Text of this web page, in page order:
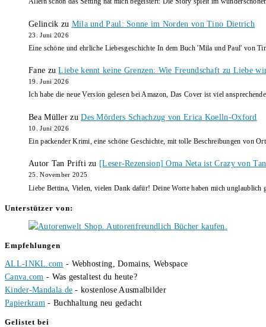
Gelincik zu Mila und Paul: Sonne im Norden von Tino Dietrich
23. Juni 2026
Eine schöne und ehrliche Liebesgeschichte In dem Buch 'Mila und Paul' von
Fane zuLiebe kennt keine Grenzen: Wie Freundschaft zu Liebe
19. Juni 2026
Ich habe die neue Version gelesen bei Amazon, Das Cover ist viel
Bea Müller zuDes Mörders Schachzug von Erica Koelln-Oxford
10. Juni 2026
Ein packender Krimi, eine schöne Geschichte, mit tolle Beschreibungen von
Autor Tan Priftizu [Leser-Rezension] Oma Neta ist Crazy von
25. November 2025
Liebe Bettina, Vielen, vielen Dank dafür! Deine Worte haben mich unglaublich
Unterstützer von:
Empfehlungen
ALL-INKL.com - Webhosting, Domains, Webspace
Canva.com - Was gestaltest du heute?
Kinder-Mandala.de - kostenlose Ausmalbilder
Papierkram - Buchhaltung neu gedacht
Gelistet bei